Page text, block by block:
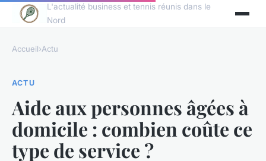
L'actualité business et tennis réunis dans le
Nord
Accueil›Actu
ACTU
Aide aux personnes âgées à
domicile : combien coûte ce
type de service ?